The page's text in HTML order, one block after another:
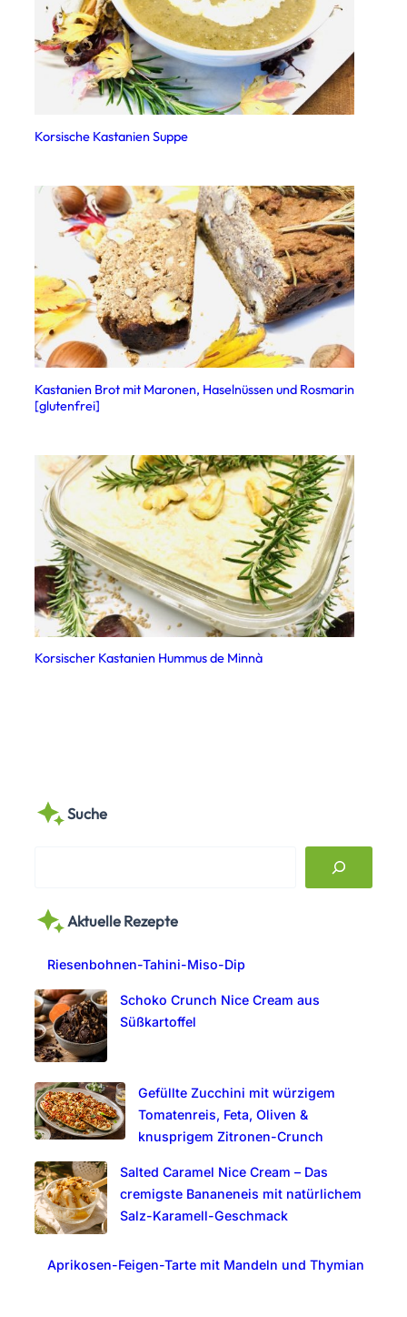
Korsische Kastanien Suppe
Kastanien Brot mit Maronen, Haselnüssen und Rosmarin
[glutenfrei]
Korsischer Kastanien Hummus de Minnà
Suche
r
Aktuelle Rezepte
Riesenbohnen-Tahini-Miso-Dip
Schoko Crunch Nice Cream aus
Süßkartoffel
Gefüllte Zucchini mit würzigem
Tomatenreis, Feta, Oliven &
knusprigem Zitronen-Crunch
Salted Caramel Nice Cream – Das
cremigste Bananeneis mit natürlichem
Salz-Karamell-Geschmack
Aprikosen-Feigen-Tarte mit Mandeln und Thymian